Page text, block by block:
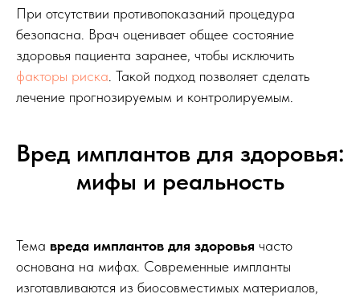
При отсутствии противопоказаний процедура
безопасна. Врач оценивает общее состояние
здоровья пациента заранее, чтобы исключить
факторы риска. Такой подход позволяет сделать
лечение прогнозируемым и контролируемым.
Вред имплантов для здоровья:
мифы и реальность
Тема вреда имплантов для здоровья часто
основана на мифах. Современные импланты
изготавливаются из биосовместимых материалов,
Нет панорамного снимка или
КТ? Не проблема.